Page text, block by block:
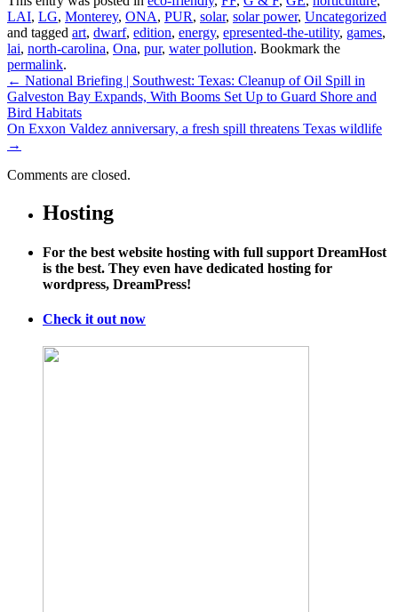
LAI, LG, Monterey, ONA, PUR, solar, solar power, Uncategorized
and tagged art, dwarf, edition, energy, epresented-the-utility, games,
lai, north-carolina, Ona, pur, water pollution. Bookmark the
permalink.
← National Briefing | Southwest: Texas: Cleanup of Oil Spill in
Galveston Bay Expands, With Booms Set Up to Guard Shore and
Bird Habitats
On Exxon Valdez anniversary, a fresh spill threatens Texas wildlife
→
Comments are closed.
Hosting
For the best website hosting with full support DreamHost
is the best. They even have dedicated hosting for
wordpress, DreamPress!
Check it out now